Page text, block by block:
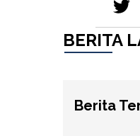
BERITA
Berita